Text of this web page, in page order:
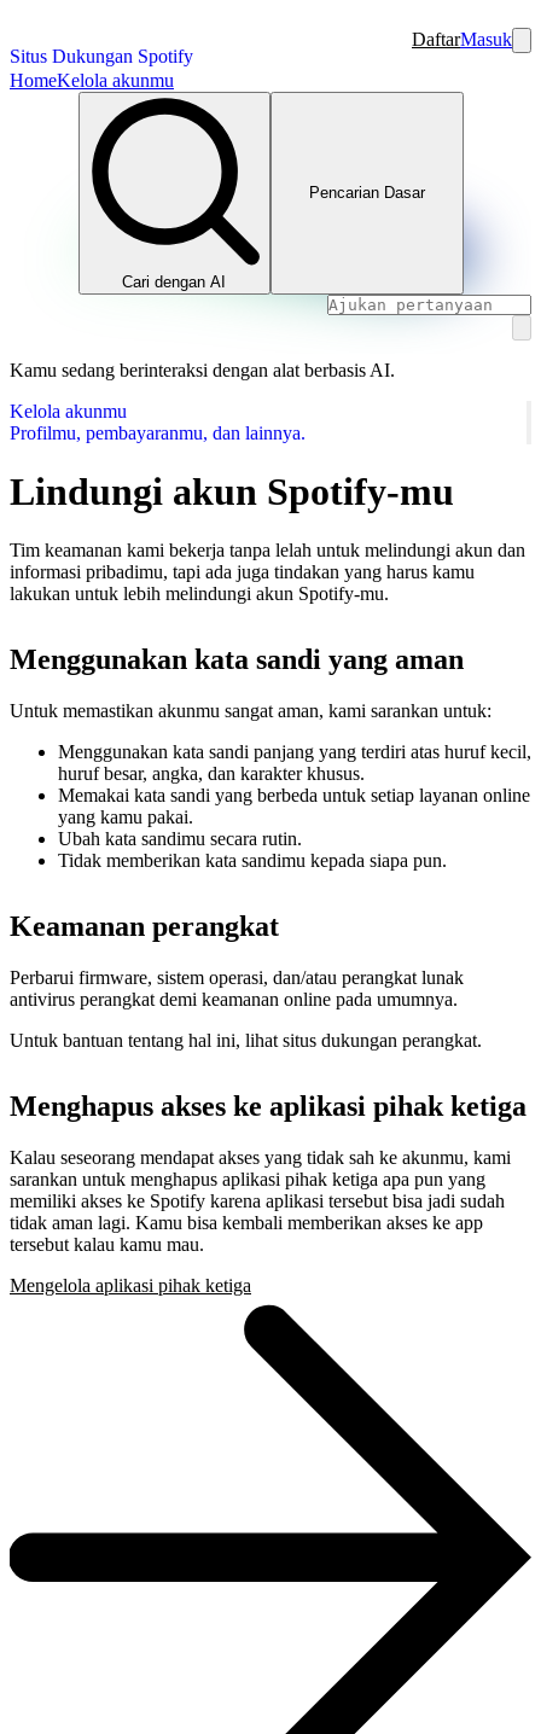
Situs Dukungan Spotify
DaftarMasuk
HomeKelola akunmu
Cari dengan AI
Pencarian Dasar
Kamu sedang berinteraksi dengan alat berbasis AI.
Kelola akunmu
Profilmu, pembayaranmu, dan lainnya.
Lindungi akun Spotify-mu
Tim keamanan kami bekerja tanpa lelah untuk melindungi akun dan
informasi pribadimu, tapi ada juga tindakan yang harus kamu
lakukan untuk lebih melindungi akun Spotify-mu.
Menggunakan kata sandi yang aman
Untuk memastikan akunmu sangat aman, kami sarankan untuk:
Menggunakan kata sandi panjang yang terdiri atas huruf kecil,
huruf besar, angka, dan karakter khusus.
Memakai kata sandi yang berbeda untuk setiap layanan online
yang kamu pakai.
Ubah kata sandimu secara rutin.
Tidak memberikan kata sandimu kepada siapa pun.
Keamanan perangkat
Perbarui firmware, sistem operasi, dan/atau perangkat lunak
antivirus perangkat demi keamanan online pada umumnya.
Untuk bantuan tentang hal ini, lihat situs dukungan perangkat.
Menghapus akses ke aplikasi pihak ketiga
Kalau seseorang mendapat akses yang tidak sah ke akunmu, kami
sarankan untuk menghapus aplikasi pihak ketiga apa pun yang
memiliki akses ke Spotify karena aplikasi tersebut bisa jadi sudah
tidak aman lagi. Kamu bisa kembali memberikan akses ke app
tersebut kalau kamu mau.
Mengelola aplikasi pihak ketiga